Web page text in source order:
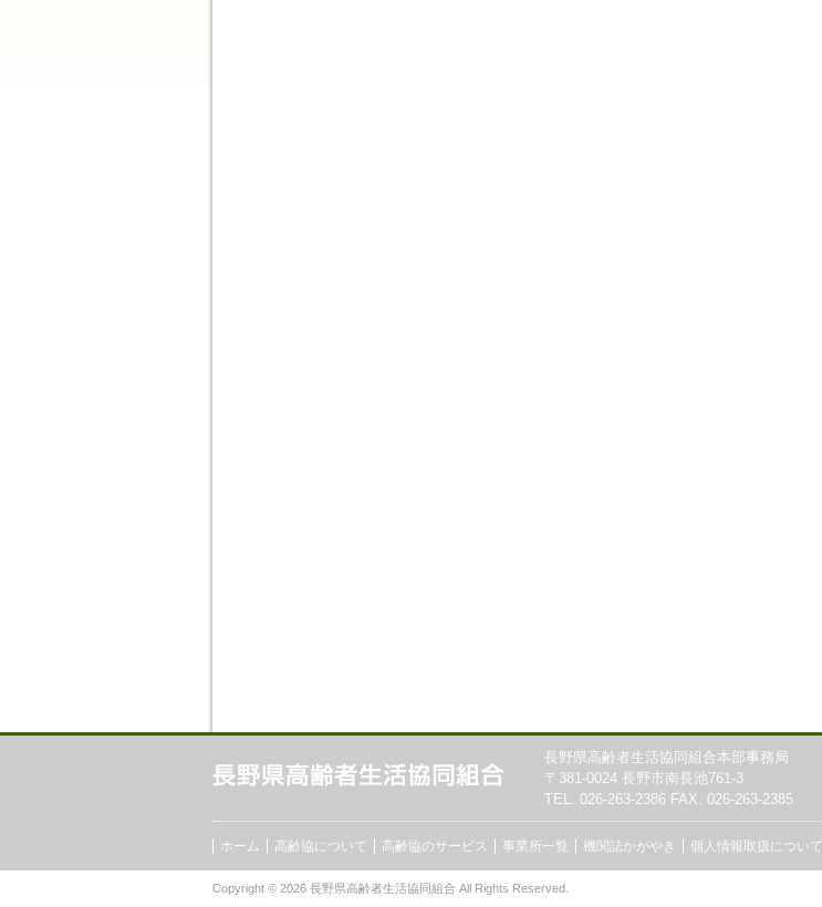
長野県高齢者生活協同組合本部事務局
〒381-0024 長野市南長池761-3
TEL. 026-263-2386 FAX. 026-263-2385
ホーム 高齢協について 高齢協のサービス 事業所一覧 機関誌かがやき 個人情報取扱について
Copyright © 2026 長野県高齢者生活協同組合 All Rights Reserved.